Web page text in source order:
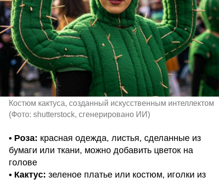
(Фото: shutterstock, сгенерировано ИИ)
• Роза: красная одежда, листья, сделанные из
бумаги или ткани, можно добавить цветок на
голове
• Кактус: зеленое платье или костюм, иголки из